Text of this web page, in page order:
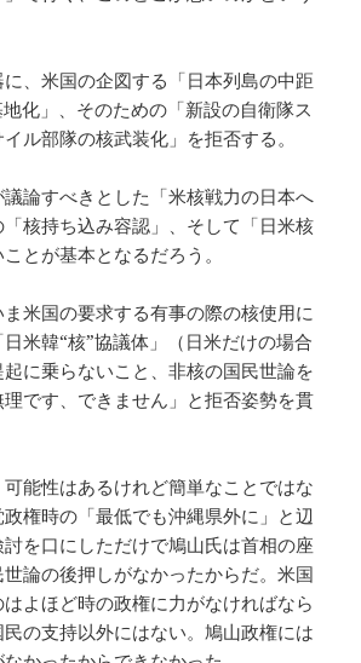
、米国の企図する「日本列島の中距
化」、そのための「新設の自衛隊ス
ル部隊の核武装化」を拒否する。
論すべきとした「米核戦力の日本へ
核持ち込み容認」、そして「日米核
とが基本となるだろう。
米国の要求する有事の際の核使用に
米韓“核”協議体」（日米だけの場合
に乗らないこと、非核の国民世論を
です、できません」と拒否姿勢を貫
能性はあるけれど簡単なことではな
権時の「最低でも沖縄県外に」と辺
を口にしただけで鳩山氏は首相の座
論の後押しがなかったからだ。米国
よほど時の政権に力がなければなら
の支持以外にはない。鳩山政権には